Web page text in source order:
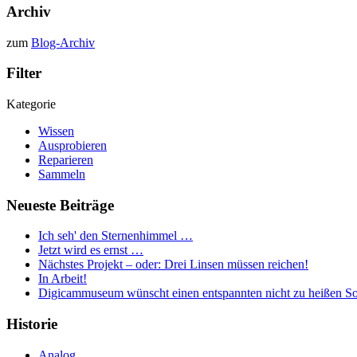
Archiv
zum Blog-Archiv
Filter
Kategorie
Wissen
Ausprobieren
Reparieren
Sammeln
Neueste Beiträge
Ich seh' den Sternenhimmel …
Jetzt wird es ernst …
Nächstes Projekt – oder: Drei Linsen müssen reichen!
In Arbeit!
Digicammuseum wünscht einen entspannten nicht zu heißen
Historie